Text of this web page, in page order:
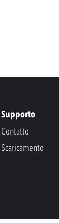
Supporto
Contatto
Scaricamento